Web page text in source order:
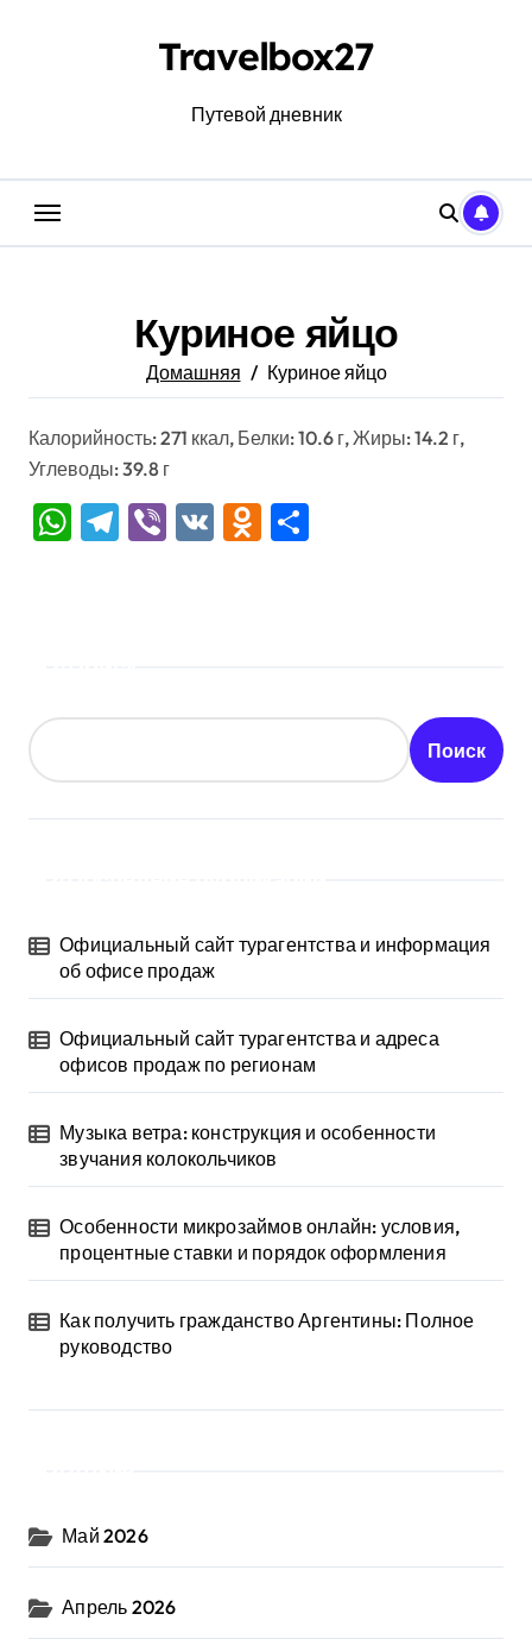
Travelbox27
Путевой дневник
Куриное яйцо
Домашняя Куриное яйцо
Калорийность: 271 ккал, Белки: 10.6 г, Жиры: 14.2 г,
Углеводы: 39.8 г
WhatsApp
Telegram
Viber
VK Odnoklassniki
Поиск
Официальный сайт турагентства и информация
об офисе продаж
Официальный сайт турагентства и адреса
офисов продаж по регионам
Музыка ветра: конструкция и особенности
звучания колокольчиков
Особенности микрозаймов онлайн: условия,
процентные ставки и порядок оформления
Как получить гражданство Аргентины: Полное
руководство
Май 2026
Апрель 2026